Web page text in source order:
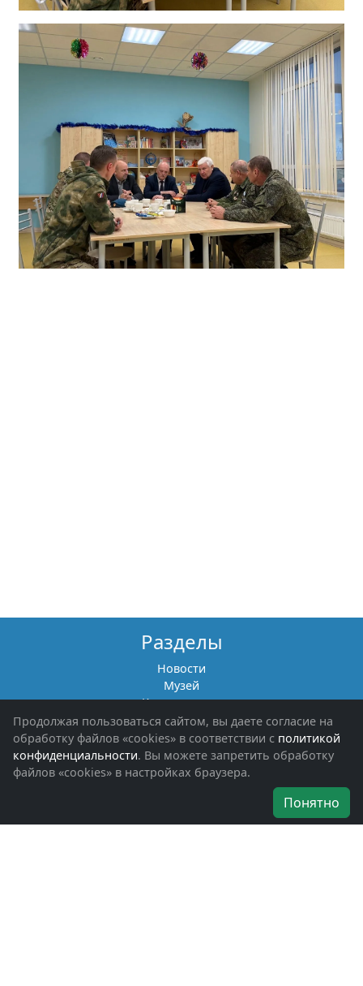
Разделы
Новости
Музей
Книги памяти
Фотоальбомы
Обращения граждан
Помощь участникам СВО и их семьям
Об организации
Наши награды
Продолжая пользоваться сайтом, вы даете согласие на
обработку файлов «cookies» в соответствии с политикой
конфиденциальности. Вы можете запретить обработку
файлов «cookies» в настройках браузера.
Понятно